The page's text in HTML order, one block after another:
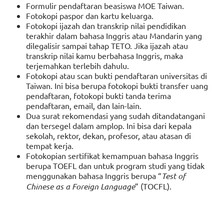
Formulir pendaftaran beasiswa MOE Taiwan.
Fotokopi paspor dan kartu keluarga.
Fotokopi ijazah dan transkrip nilai pendidikan
terakhir dalam bahasa Inggris atau Mandarin yang
dilegalisir sampai tahap TETO. Jika ijazah atau
transkrip nilai kamu berbahasa Inggris, maka
terjemahkan terlebih dahulu.
Fotokopi atau scan bukti pendaftaran universitas di
Taiwan. Ini bisa berupa fotokopi bukti transfer uang
pendaftaran, fotokopi bukti tanda terima
pendaftaran, email, dan lain-lain.
Dua surat rekomendasi yang sudah ditandatangani
dan tersegel dalam amplop. Ini bisa dari kepala
sekolah, rektor, dekan, profesor, atau atasan di
tempat kerja.
Fotokopian sertifikat kemampuan bahasa Inggris
berupa TOEFL dan untuk program studi yang tidak
menggunakan bahasa Inggris berupa “Test of
Chinese as a Foreign Language” (TOCFL).